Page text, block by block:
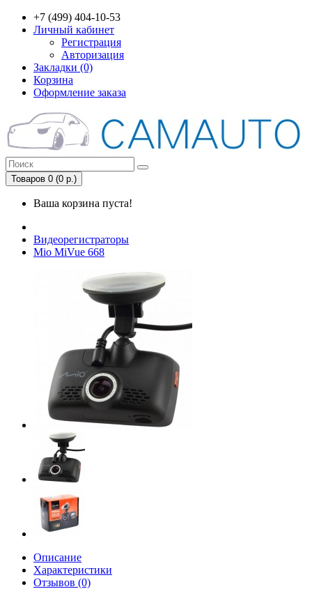
+7 (499) 404-10-53
Личный кабинет
Регистрация
Авторизация
Закладки (0)
Корзина
Оформление заказа
Товаров 0 (0 р.)
Ваша корзина пуста!
Видеорегистраторы
Mio MiVue 668
Описание
Характеристики
Отзывов (0)